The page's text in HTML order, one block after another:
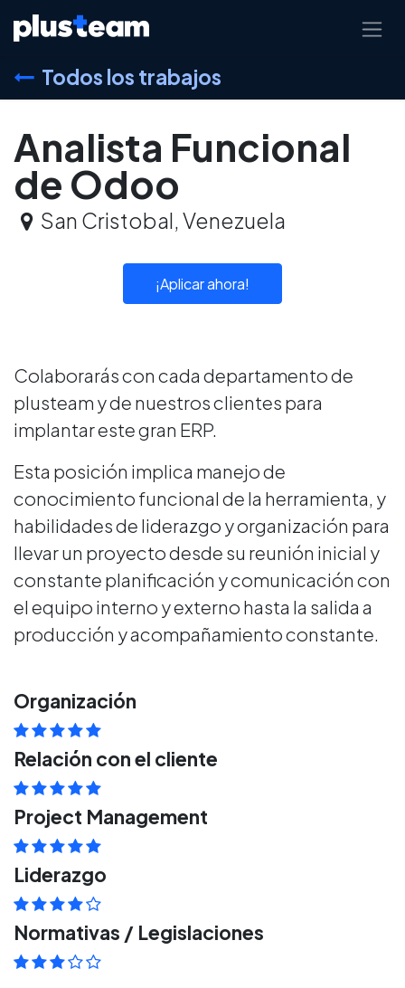
Ir al contenido
Todos los trabajos
Analista Funcional
de Odoo
San Cristobal,Venezuela
¡Aplicar ahora!
Colaborarás con cada departamento de
plusteam y de nuestros clientes para
implantar este gran ERP.
Esta posición implica manejo de
conocimiento funcional de la herramienta, y
habilidades de liderazgo y organización para
llevar un proyecto desde su reunión inicial y
constante planificación y comunicación con
el equipo interno y externo hasta la salida a
producción y acompañamiento constante.
Organización
Relación con el cliente
Project Management
Liderazgo
Normativas / Legislaciones